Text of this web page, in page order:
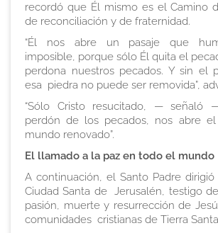
recordó que Él mismo es el Camino
de reconciliación y de fraternidad.
“Él nos abre un pasaje que
imposible, porque sólo Él quita el
perdona nuestros pecados. Y sin el
esa piedra no puede ser removida”,
“Sólo Cristo resucitado, — señaló
perdón de los pecados, nos abre
mundo renovado”.
El llamado a la paz en todo el mundo
A continuación, el Santo Padre dirigió
Ciudad Santa de Jerusalén, testigo
pasión, muerte y resurrección de
comunidades cristianas de Tierra